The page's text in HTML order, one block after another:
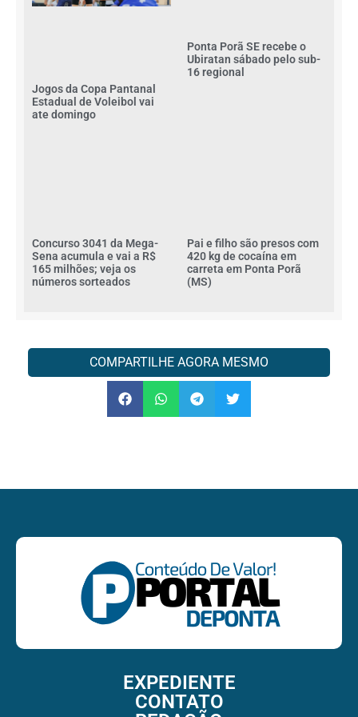
Jogos da Copa Pantanal
Estadual de Voleibol vai
ate domingo
Ponta Porã SE recebe o
Ubiratan sábado pelo sub-
16 regional
Concurso 3041 da Mega-
Sena acumula e vai a R$
165 milhões; veja os
números sorteados
Pai e filho são presos com
420 kg de cocaína em
carreta em Ponta Porã
(MS)
COMPARTILHE AGORA MESMO
EXPEDIENTE
CONTATO